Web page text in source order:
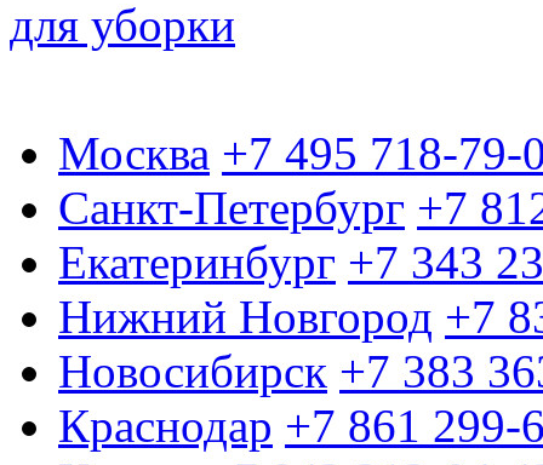
Москва +7 495 718-79-
Санкт-Петербург +7
Екатеринбург +7 343
Нижний Новгород +7
Новосибирск +7 383
Краснодар +7 861 299-